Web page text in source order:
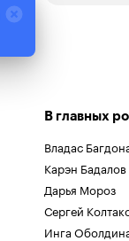
В главных
Владас
Карэн Бадалов
Дарья Мороз
Сергей
Инга